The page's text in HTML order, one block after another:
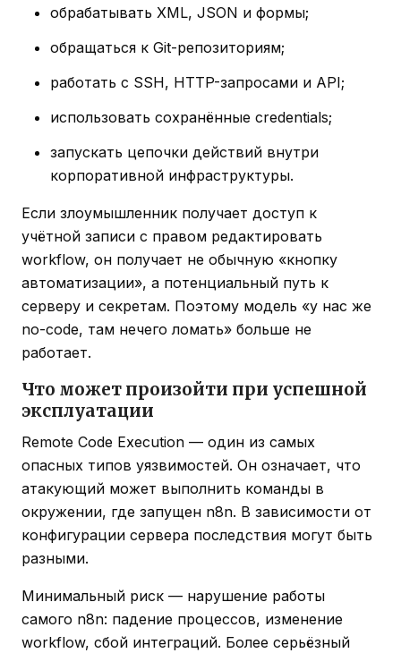
обрабатывать XML, JSON и формы;
обращаться к Git-репозиториям;
работать с SSH, HTTP-запросами и API;
использовать сохранённые credentials;
запускать цепочки действий внутри
корпоративной инфраструктуры.
Если злоумышленник получает доступ к
учётной записи с правом редактировать
workflow, он получает не обычную «кнопку
автоматизации», а потенциальный путь к
серверу и секретам. Поэтому модель «у нас же
no-code, там нечего ломать» больше не
работает.
Что может произойти при успешной
эксплуатации
Remote Code Execution — один из самых
опасных типов уязвимостей. Он означает, что
атакующий может выполнить команды в
окружении, где запущен n8n. В зависимости от
конфигурации сервера последствия могут быть
разными.
Минимальный риск — нарушение работы
самого n8n: падение процессов, изменение
workflow, сбой интеграций. Более серьёзный